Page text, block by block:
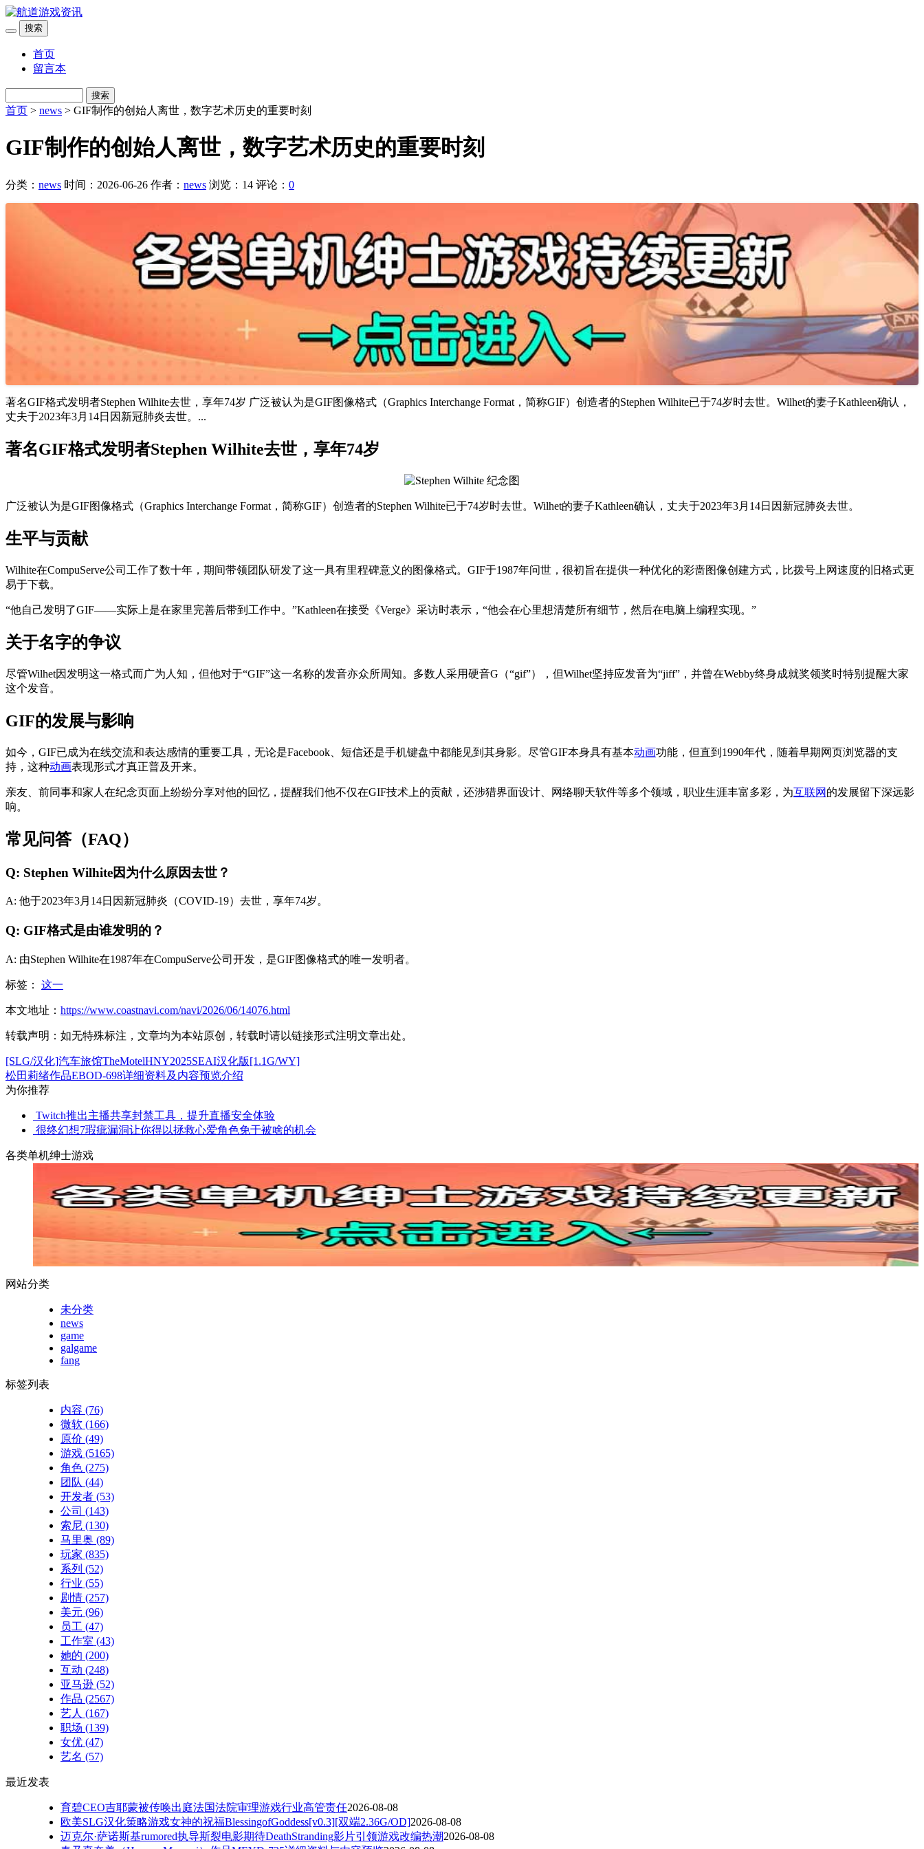
搜索
首页
留言本
搜索
首页 > news > GIF制作的创始人离世，数字艺术历史的重要时刻
GIF制作的创始人离世，数字艺术历史的重要时刻
分类： news 时间：2026-06-26 作者： news 浏览：14 评论： 0
著名GIF格式发明者Stephen Wilhite去世，享年74岁 广泛被认为是GIF图像格式（Graphics Interchange Format，简称GIF）创造者的Stephen Wilhite已于74岁时去世。Wilhet的妻子Kathleen确认，
丈夫于2023年3月14日因新冠肺炎去世。...
著名GIF格式发明者Stephen Wilhite去世，享年74岁
广泛被认为是GIF图像格式（Graphics Interchange Format，简称GIF）创造者的Stephen Wilhite已于74岁时去世。Wilhet的妻子Kathleen确认，丈夫于2023年3月14日因新冠肺炎去世。
生平与贡献
Wilhite在CompuServe公司工作了数十年，期间带领团队研发了这一具有里程碑意义的图像格式。GIF于1987年问世，很初旨在提供一种优化的彩啬图像创建方式，比拨号上网速度的旧格式更
易于下载。
“他自己发明了GIF——实际上是在家里完善后带到工作中。”Kathleen在接受《Verge》采访时表示，“他会在心里想清楚所有细节，然后在电脑上编程实现。”
关于名字的争议
尽管Wilhet因发明这一格式而广为人知，但他对于“GIF”这一名称的发音亦众所周知。多数人采用硬音G（“gif”），但Wilhet坚持应发音为“jiff”，并曾在Webby终身成就奖领奖时特别提醒大家
这个发音。
GIF的发展与影响
如今，GIF已成为在线交流和表达感情的重要工具，无论是Facebook、短信还是手机键盘中都能见到其身影。尽管GIF本身具有基本动画功能，但直到1990年代，随着早期网页浏览器的支
持，这种动画表现形式才真正普及开来。
亲友、前同事和家人在纪念页面上纷纷分享对他的回忆，提醒我们他不仅在GIF技术上的贡献，还涉猎界面设计、网络聊天软件等多个领域，职业生涯丰富多彩，为互联网 的发展留下深远影
响。
常见问答（FAQ）
Q: Stephen Wilhite因为什么原因去世？
A: 他于2023年3月14日因新冠肺炎（COVID-19）去世，享年74岁。
Q: GIF格式是由谁发明的？
A: 由Stephen Wilhite在1987年在CompuServe公司开发，是GIF图像格式的唯一发明者。
标签： 这一
本文地址： https://www.coastnavi.com/navi/2026/06/14076.html
转载声明： 如无特殊标注，文章均为本站原创，转载时请以链接形式注明文章出处。
[SLG/汉化]汽车旅馆TheMotelHNY2025SEAI汉化版[1.1G/WY]
松田莉绪作品EBOD-698详细资料及内容预览介绍
为你推荐
Twitch推出主播共享封禁工具，提升直播安全体验
很终幻想7瑕疵漏洞让你得以拯救心爱角色免于被啥的机会
各类单机绅士游戏
网站分类
未分类
news
game
galgame
fang
标签列表
内容 (76)
微软 (166)
原价 (49)
游戏 (5165)
角色 (275)
团队 (44)
开发者 (53)
公司 (143)
索尼 (130)
马里奥 (89)
玩家 (835)
系列 (52)
行业 (55)
剧情 (257)
美元 (96)
员工 (47)
工作室 (43)
她的 (200)
互动 (248)
亚马逊 (52)
作品 (2567)
艺人 (167)
职场 (139)
女优 (47)
艺名 (57)
最近发表
育碧CEO吉耶蒙被传唤出庭法国法院审理游戏行业高管责任2026-08-08
欧美SLG汉化策略游戏女神的祝福BlessingofGoddess[v0.3][双端2.36G/OD]2026-08-08
迈克尔·萨诺斯基rumored执导斯裂电影期待DeathStranding影片引领游戏改编热潮2026-08-08